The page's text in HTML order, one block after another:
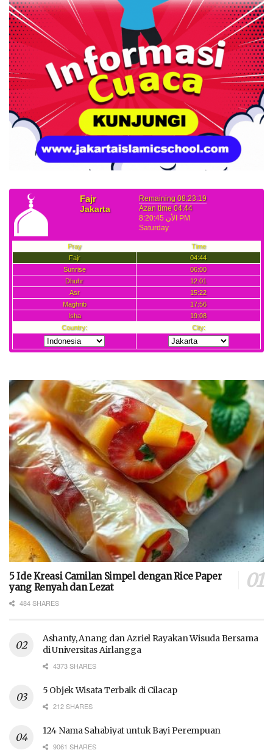
5 Ide Kreasi Camilan Simpel dengan Rice Paper
yang Renyah dan Lezat
484 SHARES
Ashanty, Anang dan Azriel Rayakan Wisuda Bersama
di Universitas Airlangga
4373 SHARES
5 Objek Wisata Terbaik di Cilacap
212 SHARES
124 Nama Sahabiyat untuk Bayi Perempuan
9061 SHARES